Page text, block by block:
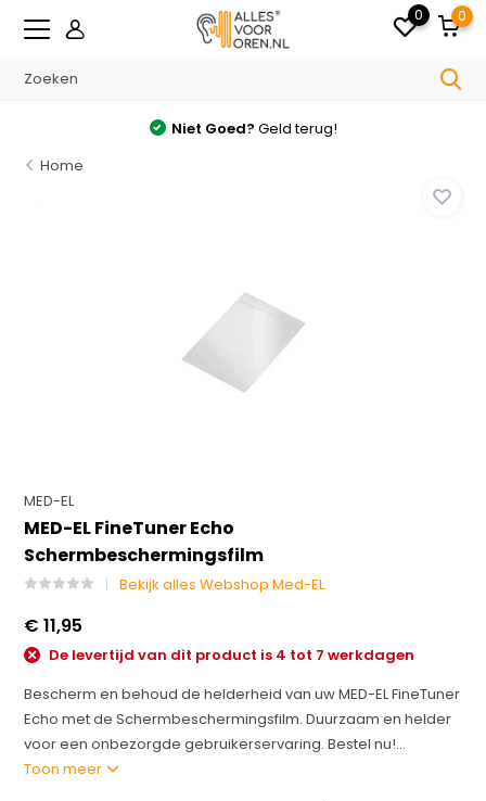
0 0
Niet Goed? Geld terug!
Home
MED-EL
MED-EL FineTuner Echo
Schermbeschermingsfilm
Bekijk alles Webshop Med-EL
€ 11,95
De levertijd van dit product is 4 tot 7 werkdagen
Bescherm en behoud de helderheid van uw MED-EL FineTuner
Echo met de Schermbeschermingsfilm. Duurzaam en helder
voor een onbezorgde gebruikerservaring. Bestel nu!...
Toon meer